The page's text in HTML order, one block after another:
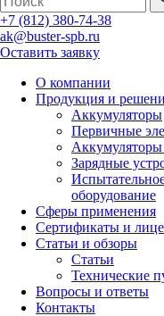
+7 (812) 380-74-38
ak@buster-spb.ru
Оставить заявку
О компании
Продукция и
Аккумуляторы
Первичные
Зарядные
оборудование
Сферы применения
Сертификаты и
Статьи и обзоры
Статьи
Технические
Вопросы и ответы
Контакты